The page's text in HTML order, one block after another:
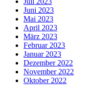
Juni 2023
Mai 2023
April 2023
März 2023
Februar 2023
Januar 2023
Dezember 2022
November 2022
Oktober 2022